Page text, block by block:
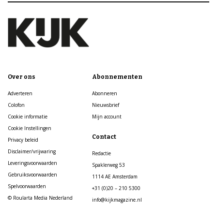
Over ons
Adverteren
Colofon
Cookie informatie
Cookie Instellingen
Privacy beleid
Disclaimer/vrijwaring
Leveringsvoorwaarden
Gebruiksvoorwaarden
Spelvoorwaarden
© Roularta Media Nederland
Abonnementen
Abonneren
Nieuwsbrief
Mijn account
Contact
Redactie
Spaklerweg 53
1114 AE Amsterdam
+31 (0)20 – 210 5300
info@kijkmagazine.nl